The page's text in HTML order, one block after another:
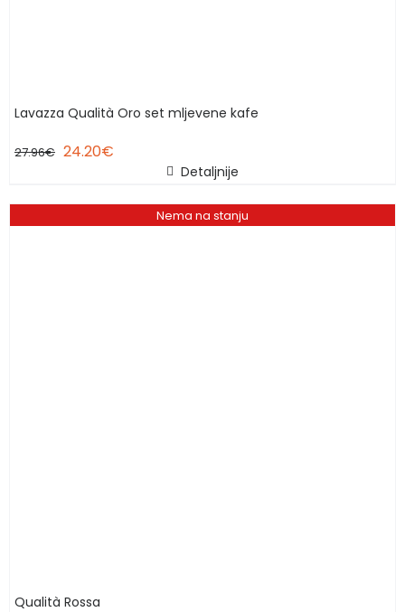
Lavazza Qualità Oro set mljevene kafe
27.96€ 24.20€
Detaljnije
Nema na stanju
Qualità Rossa